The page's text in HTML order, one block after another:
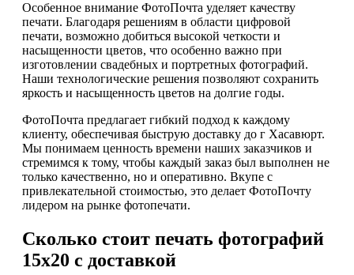
Особенное внимание ФотоПочта уделяет качеству
печати. Благодаря решениям в области цифровой
печати, возможно добиться высокой четкости и
насыщенности цветов, что особенно важно при
изготовлении свадебных и портретных фотографий.
Наши технологические решения позволяют сохранить
яркость и насыщенность цветов на долгие годы.
ФотоПочта предлагает гибкий подход к каждому
клиенту, обеспечивая быструю доставку до г Хасавюрт.
Мы понимаем ценность времени наших заказчиков и
стремимся к тому, чтобы каждый заказ был выполнен не
только качественно, но и оперативно. Вкупе с
привлекательной стоимостью, это делает ФотоПочту
лидером на рынке фотопечати.
Сколько стоит печать фотографий
15х20 с доставкой